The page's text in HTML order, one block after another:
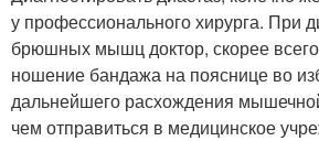
у профессионального хирурга. При
брюшных мышц доктор, скорее
ношение бандажа на пояснице во
дальнейшего расхождения
чем отправиться в медицинское